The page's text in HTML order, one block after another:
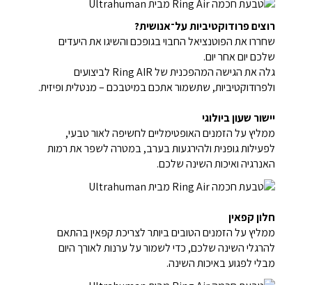
רוצים פרודוקטיביות על־אנושית?
שחררו את הפוטנציאל החבוי בגופכם והשיגו את היעדים
שלכם יום אחר יום.
גלה את הגישה המהפכנית של Ring AIR לביצועים
ולפרודוקטיביות, שתשמור אתכם במיטבכם – מנטלית ופיזית.
יישור שעון ביולוגי
ממליץ על הזמנים האופטימליים לחשיפה לאור טבעי,
לפעילות גופנית ולהירגעות בערב, במטרה לשפר את רמות
האנרגיה ואיכות השינה שלכם.
חלון קפאין
ממליץ על הזמנים הטובים ביותר לצריכת קפאין בהתאם
להרגלי השינה שלכם, כדי לשמור על ערנות לאורך היום
מבלי לפגוע באיכות השינה.